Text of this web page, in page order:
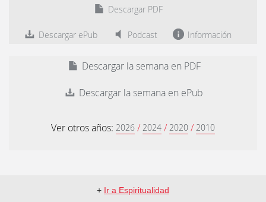
Descargar PDF
Descargar ePub Podcast Información
Descargar la semana en PDF
Descargar la semana en ePub
Ver otros años: 2026 / 2024 / 2020 / 2010
+ Ir a Espiritualidad